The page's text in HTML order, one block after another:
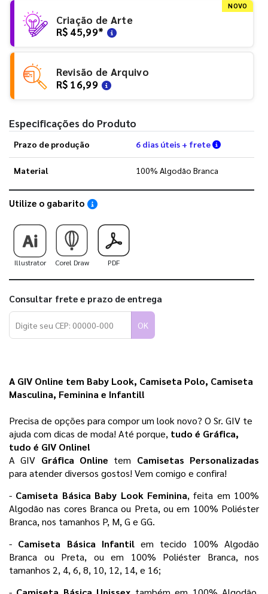
NOVO
Criação de Arte
R$ 45,99*
Revisão de Arquivo
R$ 16,99
Especificações do Produto
Prazo de produção 6 dias úteis + frete Verifique
Material 100% Algodão Branca
Utilize o gabarito Saiba como utilizar os nossos gabaritos
Illustrator Corel Draw PDF
Consultar frete e prazo de entrega
OK
A GIV Online tem Baby Look, Camiseta Polo, Camiseta
Masculina, Feminina e Infantil!
Precisa de opções para compor um look novo? O Sr. GIV te
ajuda com dicas de moda! Até porque, tudo é Gráfica,
tudo é GIV Online!
A GIV Gráfica Online tem Camisetas Personalizadas
para atender diversos gostos! Vem comigo e confira!
- Camiseta Básica Baby Look Feminina, feita em 100%
Algodão nas cores Branca ou Preta, ou em 100% Poliéster
Branca, nos tamanhos P, M, G e GG.
- Camiseta Básica Infantil em tecido 100% Algodão
Branca ou Preta, ou em 100% Poliéster Branca, nos
tamanhos 2, 4, 6, 8, 10, 12, 14, e 16;